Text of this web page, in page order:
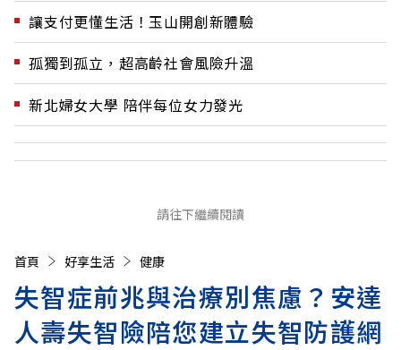
讓支付更懂生活！玉山開創新體驗
孤獨到孤立，超高齡社會風險升溫
新北婦女大學 陪伴每位女力發光
請往下繼續閱讀
首頁 好享生活 健康
失智症前兆與治療別焦慮？安達
人壽失智險陪您建立失智防護網